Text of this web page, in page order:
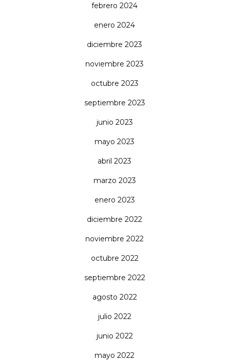
febrero 2024
enero 2024
diciembre 2023
noviembre 2023
octubre 2023
septiembre 2023
junio 2023
mayo 2023
abril 2023
marzo 2023
enero 2023
diciembre 2022
noviembre 2022
octubre 2022
septiembre 2022
agosto 2022
julio 2022
junio 2022
mayo 2022